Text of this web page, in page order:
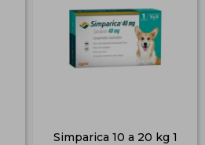
Simparica 10 a 20 kg 1